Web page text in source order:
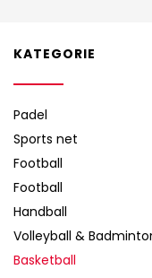
KATEGORIE
Padel
Sports net
Football
Football
Handball
Volleyball &
Basketball